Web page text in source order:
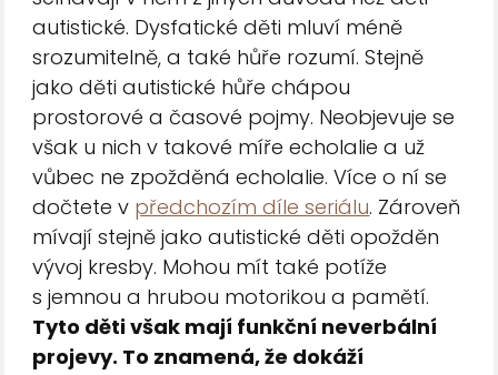
autistické. Dysfatické děti mluví méně
srozumitelně, a také hůře rozumí. Stejně
jako děti autistické hůře chápou
prostorové a časové pojmy. Neobjevuje se
však u nich v takové míře echolalie a už
vůbec ne zpožděná echolalie. Více o ní se
dočtete v předchozím díle seriálu. Zároveň
mívají stejně jako autistické děti opožděn
vývoj kresby. Mohou mít také potíže
s jemnou a hrubou motorikou a pamětí.
Tyto děti však mají funkční neverbální
projevy. To znamená, že dokáží